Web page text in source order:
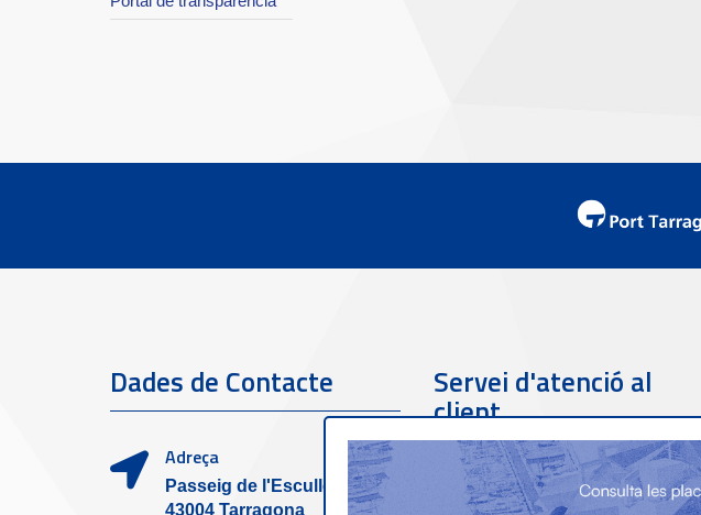
Dades de Contacte
Adreça
Passeig de l'Escullera s/n,
43004 Tarragona
Servei d'atenció al
client
Telèfon de contacte